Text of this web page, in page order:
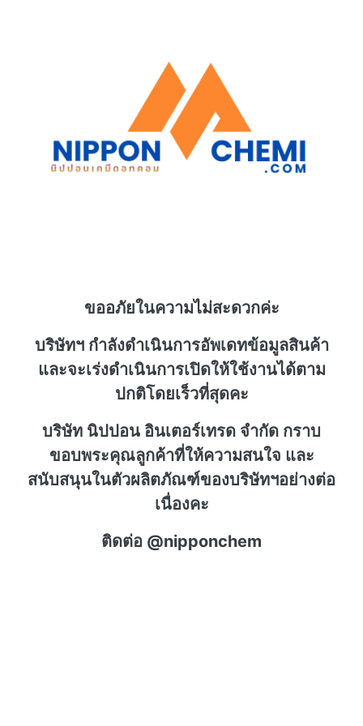
ขออภัยในความไม่สะดวกค่ะ
บริษัทฯ กำลังดำเนินการอัพเดทข้อมูลสินค้า
และจะเร่งดำเนินการเปิดให้ใช้งานได้ตาม
ปกติโดยเร็วที่สุดคะ
บริษัท นิปปอน อินเตอร์เทรด จำกัด กราบ
ขอบพระคุณลูกค้าที่ให้ความสนใจ และ
สนับสนุนในตัวผลิตภัณฑ์ของบริษัทฯอย่างต่อ
เนื่องคะ
ติดต่อ @nipponchem